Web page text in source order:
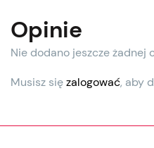
Opinie
Nie dodano jeszcze żadnej
Musisz sięzalogować, aby